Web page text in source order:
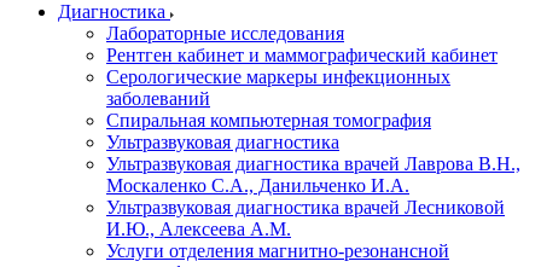
Диагностика
Лабораторные исследования
Рентген кабинет и маммографический кабинет
Серологические маркеры инфекционных
заболеваний
Спиральная компьютерная томография
Ультразвуковая диагностика
Ультразвуковая диагностика врачей Лаврова В.Н.,
Москаленко С.А., Данильченко И.А.
Ультразвуковая диагностика врачей Лесниковой
И.Ю., Алексеева А.М.
Услуги отделения магнитно-резонансной